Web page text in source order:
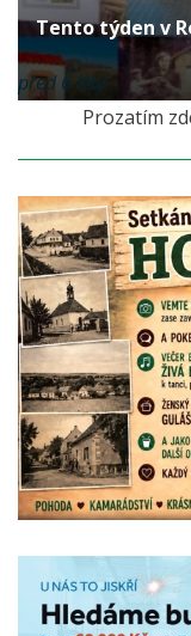
Tento týden v
před 6 lety
Prozatím